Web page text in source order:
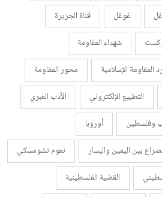
غوغل
قناة الجزيرة
شهداء المقاومة
رد المقاومة الإسلامية
محور المقاومة
التطبيع الإلكتروني
الأدب العبري
وفلسطين
أوروبا
بين اليمين واليسار
نعوم تشومسكي
القضية الفلسطينية